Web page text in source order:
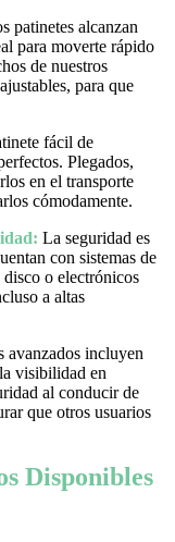
patinetes alcanzan
para moverte rápido
de nuestros
para que
fácil de
Plegados,
en el transporte
cómodamente.
La seguridad es
con sistemas de
disco o electrónicos
a altas
avanzados incluyen
visibilidad en
al conducir de
que otros usuarios
Disponibles